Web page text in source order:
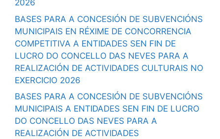
2026
BASES PARA A CONCESIÓN DE SUBVENCIÓNS
MUNICIPAIS EN RÉXIME DE CONCORRENCIA
COMPETITIVA A ENTIDADES SEN FIN DE
LUCRO DO CONCELLO DAS NEVES PARA A
REALIZACIÓN DE ACTIVIDADES CULTURAIS NO
EXERCICIO 2026
BASES PARA A CONCESIÓN DE SUBVENCIÓNS
MUNICIPAIS A ENTIDADES SEN FIN DE LUCRO
DO CONCELLO DAS NEVES PARA A
REALIZACIÓN DE ACTIVIDADES